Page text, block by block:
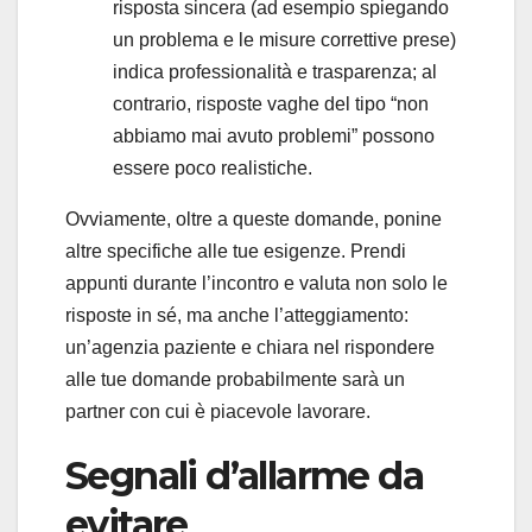
risposta sincera (ad esempio spiegando
un problema e le misure correttive prese)
indica professionalità e trasparenza; al
contrario, risposte vaghe del tipo “non
abbiamo mai avuto problemi” possono
essere poco realistiche.
Ovviamente, oltre a queste domande, ponine
altre specifiche alle tue esigenze. Prendi
appunti durante l’incontro e valuta non solo le
risposte in sé, ma anche l’atteggiamento:
un’agenzia paziente e chiara nel rispondere
alle tue domande probabilmente sarà un
partner con cui è piacevole lavorare.
Segnali d’allarme da